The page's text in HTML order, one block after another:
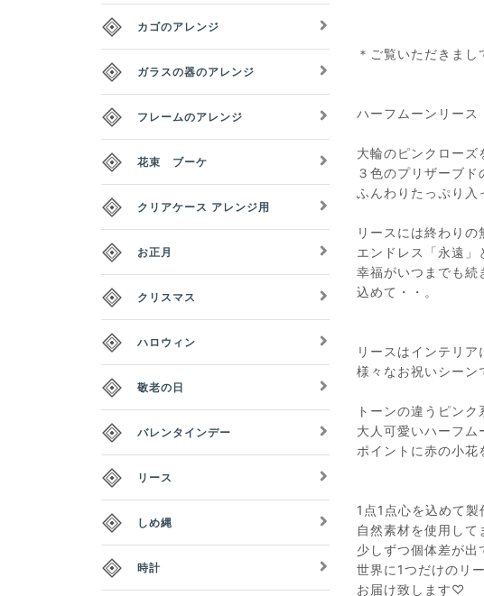
＊ご覧いただきまし
ハーフムーンリー
大輪のピンクローズ
３色のプリザーブド
ふんわりたっぷり入
リースには終わりの
エンドレス「永遠」
幸福がいつまでも続
込めて・・。
リースはインテリア
様々なお祝いシーン
トーンの違うピンク
大人可愛いハーフム
ポイントに赤の小花
1点1点心を込めて製
自然素材を使用して
少しずつ個体差が出
世界に1つだけのリ
お届け致します♡
カゴのアレンジ
ガラスの器のアレンジ
フレームのアレンジ
花束 ブーケ
クリアケース アレンジ用
お正月
クリスマス
ハロウィン
敬老の日
バレンタインデー
リース
しめ縄
時計